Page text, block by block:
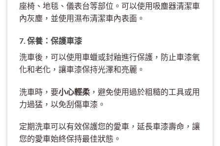
座椅、地毯、儀表台等部位。可以使用吸塵器清潔車
內灰塵，並使用濕布清潔車內表面。
7. 保養：保護車漆
洗車後，可以使用車蠟或封釉進行保護，防止車漆氧
化和老化，讓車漆保持光澤和亮麗。
洗車時，要小心輕柔 ，避免使用過於粗糙的工具或用
力過猛，以免刮傷車漆。
定期洗車可以有效保護您的愛車，延長車漆壽命，讓
您的愛車始終保持最佳狀態。